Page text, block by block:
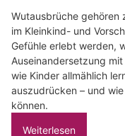
Wutausbrüche gehören
im Kleinkind- und
Gefühle erlebt werden,
Auseinandersetzung
wie Kinder allmählich
auszudrücken – und
können.
Weiterlesen